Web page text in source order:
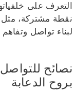
التعرف على
نقطة مشتركة،
لبناء تواصل
نصائح للتواصل
بروح الدعابة